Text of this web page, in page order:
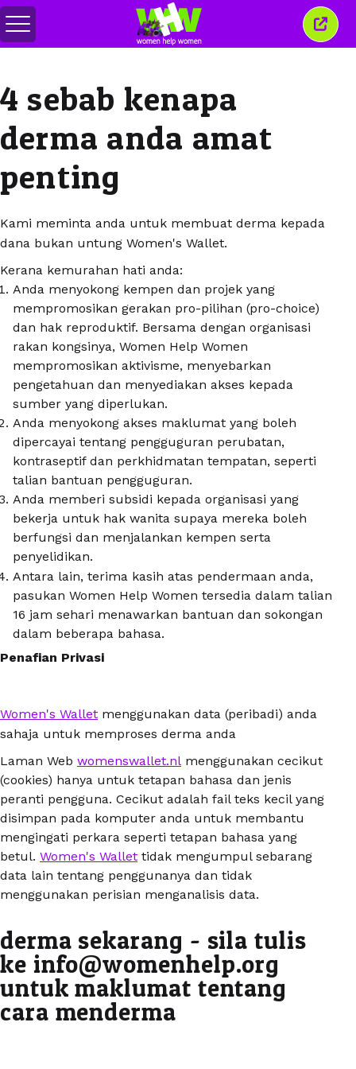
Togol
menu
4 sebab kenapa
derma anda amat
penting
Kami meminta anda untuk membuat derma kepada
dana bukan untung Women's Wallet.
Kerana kemurahan hati anda:
Anda menyokong kempen dan projek yang
mempromosikan gerakan pro-pilihan (pro-choice)
dan hak reproduktif. Bersama dengan organisasi
rakan kongsinya, Women Help Women
mempromosikan aktivisme, menyebarkan
pengetahuan dan menyediakan akses kepada
sumber yang diperlukan.
Anda menyokong akses maklumat yang boleh
dipercayai tentang pengguguran perubatan,
kontraseptif dan perkhidmatan tempatan, seperti
talian bantuan pengguguran.
Anda memberi subsidi kepada organisasi yang
bekerja untuk hak wanita supaya mereka boleh
berfungsi dan menjalankan kempen serta
penyelidikan.
Antara lain, terima kasih atas pendermaan anda,
pasukan Women Help Women tersedia dalam talian
16 jam sehari menawarkan bantuan dan sokongan
dalam beberapa bahasa.
Penafian Privasi
Women's Wallet menggunakan data (peribadi) anda
sahaja untuk memproses derma anda
Laman Web womenswallet.nl menggunakan cecikut
(cookies) hanya untuk tetapan bahasa dan jenis
peranti pengguna. Cecikut adalah fail teks kecil yang
disimpan pada komputer anda untuk membantu
mengingati perkara seperti tetapan bahasa yang
betul. Women's Wallet tidak mengumpul sebarang
data lain tentang penggunanya dan tidak
menggunakan perisian menganalisis data.
derma sekarang - sila tulis
ke info@womenhelp.org
untuk maklumat tentang
cara menderma